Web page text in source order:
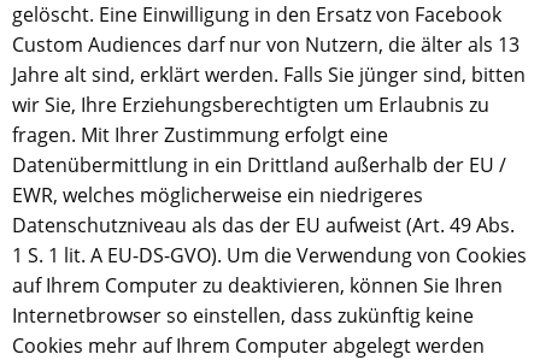
gelöscht. Eine Einwilligung in den Ersatz von Facebook
Custom Audiences darf nur von Nutzern, die älter als 13
Jahre alt sind, erklärt werden. Falls Sie jünger sind, bitten
wir Sie, Ihre Erziehungsberechtigten um Erlaubnis zu
fragen. Mit Ihrer Zustimmung erfolgt eine
Datenübermittlung in ein Drittland außerhalb der EU /
EWR, welches möglicherweise ein niedrigeres
Datenschutzniveau als das der EU aufweist (Art. 49 Abs.
1 S. 1 lit. A EU-DS-GVO). Um die Verwendung von Cookies
auf Ihrem Computer zu deaktivieren, können Sie Ihren
Internetbrowser so einstellen, dass zukünftig keine
Cookies mehr auf Ihrem Computer abgelegt werden